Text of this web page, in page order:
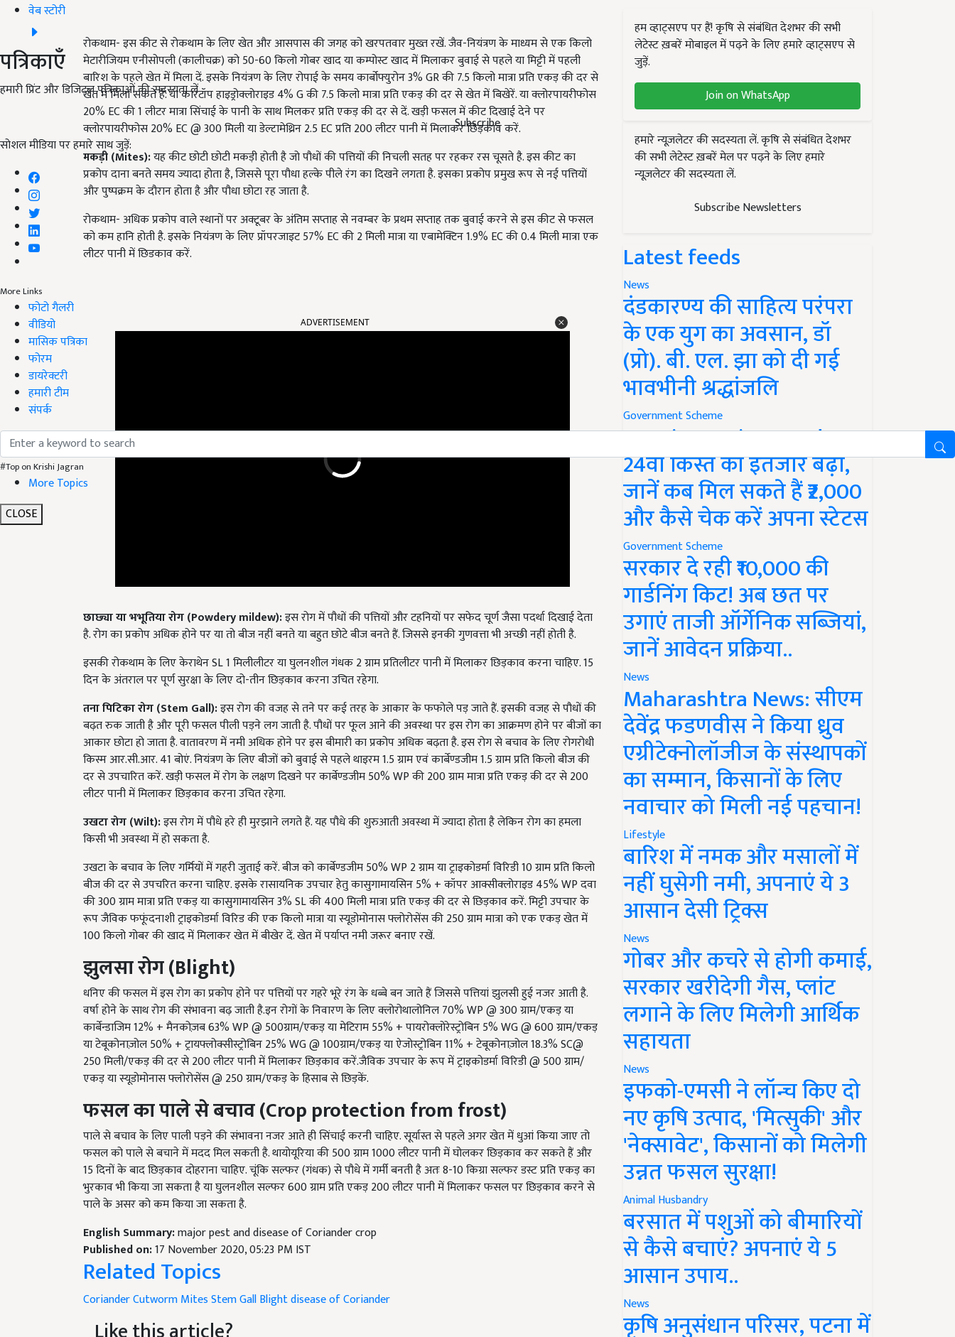
वेब स्टोरी
पत्रिकाएँ
हमारी प्रिंट और डिजिटल पत्रिकाओं की सदस्यता लें
Subscribe
सोशल मीडिया पर हमारे साथ जुड़ें:
More Links
फोटो गैलरी
वीडियो
मासिक पत्रिका
फोरम
डायरेक्टरी
हमारी टीम
संपर्क
#Top on Krishi Jagran
More Topics
CLOSE
रोकथाम- इस कीट से रोकथाम के लिए खेत और आसपास की जगह को खरपतवार मुख्त रखें. जैव-नियंत्रण के माध्यम से एक किलो
मेटारीजियम एनीसोपली (कालीचक्र) को 50-60 किलो गोबर खाद या कम्पोस्ट खाद में मिलाकर बुवाई से पहले या मिट्टी में पहली
बारिश के पहले खेत में मिला दें. इसके नियंत्रण के लिए रोपाई के समय कार्बोफ्युरोन 3% GR की 7.5 किलो मात्रा प्रति एकड़ की दर से
खेत में मिला सकते हैं. या कारटॉप हाइड्रोक्लोराइड 4% G की 7.5 किलो मात्रा प्रति एकड़ की दर से खेत में बिखेरें. या क्लोरपायरीफोस
20% EC की 1 लीटर मात्रा सिंचाई के पानी के साथ मिलकर प्रति एकड़ की दर से दें. खड़ी फसल में कीट दिखाई देने पर
क्लोरपायरीफोस 20% EC @ 300 मिली या डेल्टामेथ्रिन 2.5 EC प्रति 200 लीटर पानी में मिलाकर छिड़काव करें.
मकड़ी (Mites):यह कीट छोटी छोटी मकड़ी होती है जो पौधों की पत्तियों की निचली सतह पर रहकर रस चूसते है. इस कीट का
प्रकोप दाना बनते समय ज्यादा होता है, जिससे पूरा पौधा हल्के पीले रंग का दिखने लगता है. इसका प्रकोप प्रमुख रूप से नई पत्तियों
और पुष्पक्रम के दौरान होता है और पौधा छोटा रह जाता है.
रोकथाम- अधिक प्रकोप वाले स्थानों पर अक्टूबर के अंतिम सप्ताह से नवम्बर के प्रथम सप्ताह तक बुवाई करने से इस कीट से फसल
को कम हानि होती है. इसके नियंत्रण के लिए प्रॉपरजाइट 57% EC की 2 मिली मात्रा या एबामेक्टिन 1.9% EC की 0.4 मिली मात्रा एक
लीटर पानी में छिडकाव करें.
है. रोग का प्रकोप अधिक होने पर या तो बीज नहीं बनते या बहुत छोटे बीज बनते हैं. जिससे इनकी गुणवत्ता भी अच्छी नहीं होती है.
इसकी रोकथाम के लिए केराथेन SL 1 मिलीलीटर या घुलनशील गंधक 2 ग्राम प्रतिलीटर पानी में मिलाकर छिड़काव करना चाहिए. 15
दिन के अंतराल पर पूर्ण सुरक्षा के लिए दो-तीन छिड़काव करना उचित रहेगा.
Stem Gall
इस रोग की वजह से तने पर कई तरह के आकार के फफोले पड़ जाते हैं. इसकी वजह से पौधों की
बढ़त रुक जाती है और पूरी फसल पीली पड़ने लग जाती है. पौधों पर फूल आने की अवस्था पर इस रोग का आक्रमण होने पर बीजों का
आकार छोटा हो जाता है. वातावरण में नमी अधिक होने पर इस बीमारी का प्रकोप अधिक बढ़ता है. इस रोग से बचाव के लिए रोगरोधी
किस्म आर.सी.आर. 41 बोएं. नियंत्रण के लिए बीजों को बुवाई से पहले थाइरम 1.5 ग्राम एवं कार्बेण्डजीम 1.5 ग्राम प्रति किलो बीज की
दर से उपचारित करें. खड़ी फसल में रोग के लक्षण दिखने पर कार्बेण्डजीम 50% WP की 200 ग्राम मात्रा प्रति एकड़ की दर से 200
लीटर पानी में मिलाकर छिड़काव करना उचित रहेगा.
इस रोग में पौधे हरे ही मुरझाने लगते हैं. यह पौधे की शुरुआती अवस्था में ज्यादा होता है लेकिन रोग का हमला
किसी भी अवस्था में हो सकता है.
उखटा के बचाव के लिए गर्मियों में गहरी जुताई करें. बीज को कार्बेण्डजीम 50% WP 2 ग्राम या ट्राइकोडर्मा विरिडी 10 ग्राम प्रति किलो
बीज की दर से उपचरित करना चाहिए. इसके रासायनिक उपचार हेतु कासुगामायसिन 5% + कॉपर आक्सीक्लोराइड 45% WP दवा
की 300 ग्राम मात्रा प्रति एकड़ या कासुगामायसिन 3% SL की 400 मिली मात्रा प्रति एकड़ की दर से छिड़काव करें. मिट्टी उपचार के
रूप जैविक फफूंदनाशी ट्राइकोडर्मा विरिड की एक किलो मात्रा या स्यूडोमोनास फ्लोरोसेंस की 250 ग्राम मात्रा को एक एकड़ खेत में
100 किलो गोबर की खाद में मिलाकर खेत में बीखेर दें. खेत में पर्याप्त नमी जरूर बनाए रखें.
झुलसा रोग (Blight)
धनिए की फसल में इस रोग का प्रकोप होने पर पत्तियों पर गहरे भूरे रंग के धब्बे बन जाते हैं जिससे पत्तियां झुलसी हुई नजर आती है.
वर्षा होने के साथ रोग की संभावना बढ़ जाती है.इन रोगों के निवारण के लिए क्लोरोथालोनिल 70% WP @ 300 ग्राम/एकड़ या
कार्बेन्डाजिम 12% + मैनकोज़ब 63% WP @ 500ग्राम/एकड़ या मेटिराम 55% + पायरोक्लोरेस्ट्रोबिन 5% WG @ 600 ग्राम/एकड़
या टेबूकोनाज़ोल 50% + ट्रायफ्लोक्सीस्ट्रोबिन 25% WG @ 100ग्राम/एकड़ या ऐजोस्ट्रोबिन 11% + टेबूकोनाज़ोल 18.3% SC@
250 मिली/एकड़ की दर से 200 लीटर पानी में मिलाकर छिड़काव करें.जैविक उपचार के रूप में ट्राइकोडर्मा विरिडी @ 500 ग्राम/
एकड़ या स्यूडोमोनास फ्लोरोसेंस @ 250 ग्राम/एकड़ के हिसाब से छिड़कें.
फसल का पाले से बचाव(Crop protection from frost)
पाले से बचाव के लिए पाली पड़ने की संभावना नजर आते ही सिंचाई करनी चाहिए. सूर्यास्त से पहले अगर खेत में धुआं किया जाए तो
फसल को पाले से बचाने में मदद मिल सकती है. थायोयूरिया की 500 ग्राम 1000 लीटर पानी में घोलकर छिड़काव कर सकते हैं और
15 दिनों के बाद छिड़काव दोहराना चाहिए. चूंकि सल्फर (गंधक) से पौधे में गर्मी बनती है अतः 8-10 किग्रा सल्फर डस्ट प्रति एकड़ का
भुरकाव भी किया जा सकता है या घुलनशील सल्फर 600 ग्राम प्रति एकड़ 200 लीटर पानी में मिलाकर फसल पर छिड़काव करने से
पाले के असर को कम किया जा सकता है.
major pest and disease of Coriander crop
Published on:17 November 2020, 05:23 PM IST
Related Topics
CorianderCutwormMitesStem Gall
Like this article?
हम व्हाट्सएप पर हैं! कृषि से संबंधित देशभर की सभी
लेटेस्ट ख़बरें मोबाइल में पढ़ने के लिए हमारे व्हाट्सएप से
जुड़ें.
Join on WhatsApp
हमारे न्यूज़लेटर की सदस्यता लें. कृषि से संबंधित देशभर
की सभी लेटेस्ट ख़बरें मेल पर पढ़ने के लिए हमारे
न्यूज़लेटर की सदस्यता लें.
Subscribe Newsletters
Latest feeds
News
दंडकारण्य की साहित्य परंपरा
के एक युग का अवसान, डॉ
(प्रो). बी. एल. झा को दी गई
भावभीनी श्रद्धांजलि
Government Scheme
PM Kisan Yojana Update:
24वीं किस्त का इंतजार बढ़ा,
जानें कब मिल सकते हैं ₹2,000
और कैसे चेक करें अपना स्टेटस
Government Scheme
सरकार दे रही ₹10,000 की
गार्डनिंग किट! अब छत पर
उगाएं ताजी ऑर्गेनिक सब्जियां,
जानें आवेदन प्रक्रिया..
News
Maharashtra News: सीएम
देवेंद्र फडणवीस ने किया ध्रुव
एग्रीटेक्नोलॉजीज के संस्थापकों
का सम्मान, किसानों के लिए
नवाचार को मिली नई पहचान!
Lifestyle
बारिश में नमक और मसालों में
नहीं घुसेगी नमी, अपनाएं ये 3
आसान देसी ट्रिक्स
News
गोबर और कचरे से होगी कमाई,
सरकार खरीदेगी गैस, प्लांट
लगाने के लिए मिलेगी आर्थिक
सहायता
News
इफको-एमसी ने लॉन्च किए दो
नए कृषि उत्पाद, 'मित्सुकी' और
'नेक्सावेट', किसानों को मिलेगी
उन्नत फसल सुरक्षा!
Animal Husbandry
बरसात में पशुओं को बीमारियों
से कैसे बचाएं? अपनाएं ये 5
आसान उपाय..
News
कृषि अनुसंधान परिसर, पटना में